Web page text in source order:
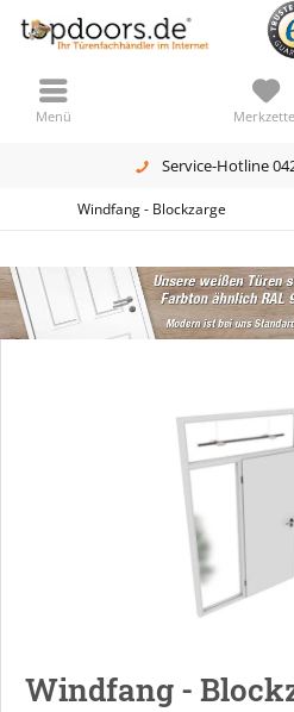
Service-Hotline
Menü
Windfang - Blockzarge
Windfang -